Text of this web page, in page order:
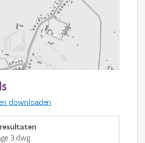
downloaden
3.dwg